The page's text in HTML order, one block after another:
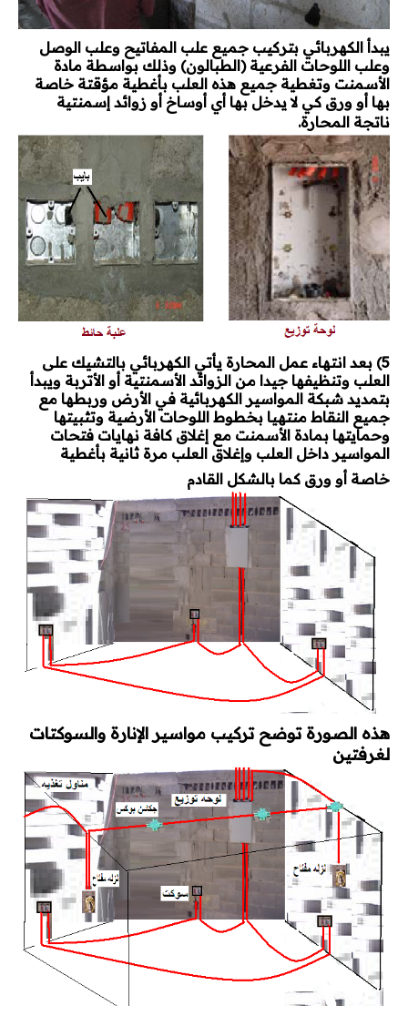
يبدأ الكهربائي بتركيب جميع علب المفاتيح وعلب الوصل
وعلب اللوحات الفرعية (الطبالون) وذلك بواسطة مادة
الأسمنت وتغطية جميع هذه العلب بأغطية مؤقتة خاصة
بها أو ورق كي لا يدخل بها أي أوساخ أو زوائد إسمنتية
ناتجة المحارة.
5) بعد انتهاء عمل المحارة يأتي الكهربائي بالتشيك على
العلب وتنظيفها جيدا من الزوائد الأسمنتية أو الأتربة ويبدأ
بتمديد شبكة المواسير الكهربائية في الأرض وربطها مع
جميع النقاط منتهيا بخطوط اللوحات الأرضية وتثبيتها
وحمايتها بمادة الأسمنت مع إغلاق كافة نهايات فتحات
المواسير داخل العلب وإغلاق العلب مرة ثانية بأغطية
خاصة أو ورق كما بالشكل القادم
هذه الصورة توضح تركيب مواسير الإنارة والسوكتات
لغرفتين